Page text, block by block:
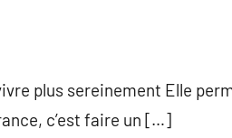
plus sereinement Elle
c’est faire un […]